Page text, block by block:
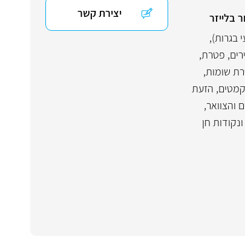
בלייזר
בגרות),
, פטרת,
שומות,
קמטים, הזעת
והצוואר,
חן
יצירת קשר